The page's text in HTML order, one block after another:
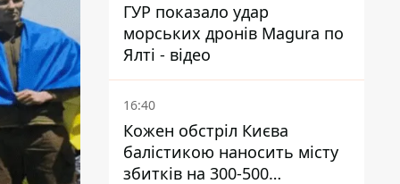
ГУР показало удар
морських дронів Magura по
Ялті - відео
16:40
Кожен обстріл Києва
балістикою наносить місту
збитків на 300-500